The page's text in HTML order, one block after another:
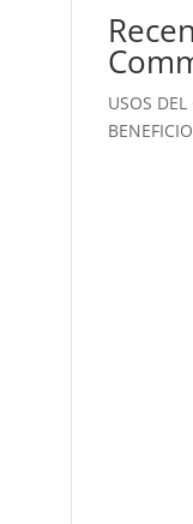
USOS